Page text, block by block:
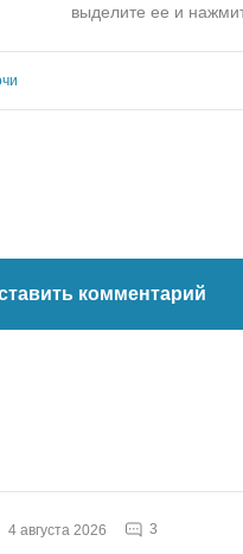
выделите ее и
комментарий
4 августа 2026 3